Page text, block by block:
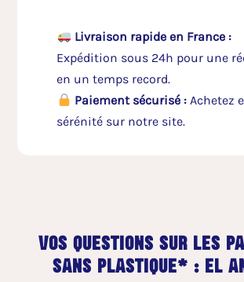
Livraison rapide en France :
Expédition sous 24h pour une
en un temps record.
Paiement sécurisé :Achetez
sérénité sur notre site.
vos questions sur les
sans plastique* : el